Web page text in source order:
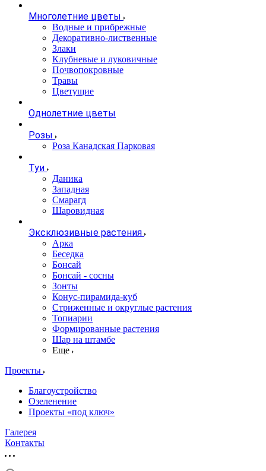
Многолетние цветы
Водные и прибрежные
Декоративно-лиственные
Злаки
Клубневые и луковичные
Почвопокровные
Травы
Цветущие
Однолетние цветы
Розы
Роза Канадская Парковая
Туи
Даника
Западная
Смарагд
Шаровидная
Эксклюзивные растения
Арка
Беседка
Бонсай
Бонсай - сосны
Зонты
Конус-пирамида-куб
Стриженные и округлые растения
Топиарии
Формированные растения
Шар на штамбе
Еще
Проекты
Благоустройство
Озеленение
Проекты «под ключ»
Галерея
Контакты